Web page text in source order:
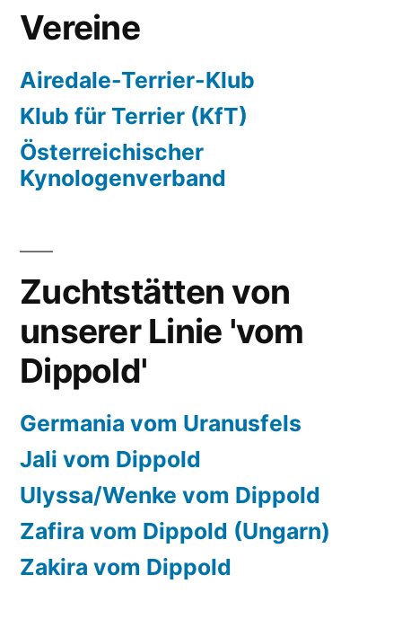
Vereine
Airedale-Terrier-Klub
Klub für Terrier (KfT)
Österreichischer
Kynologenverband
Zuchtstätten von
unserer Linie 'vom
Dippold'
Germania vom Uranusfels
Jali vom Dippold
Ulyssa/Wenke vom Dippold
Zafira vom Dippold (Ungarn)
Zakira vom Dippold